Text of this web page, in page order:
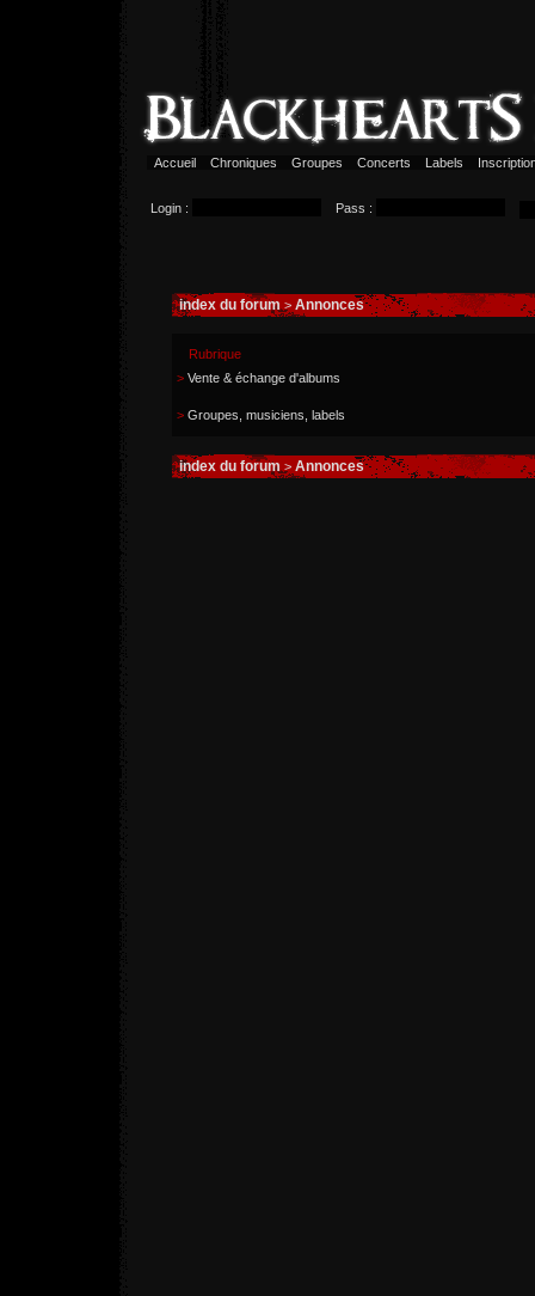
Accueil Chroniques Groupes Concerts Labels
Login : Pass :
index du forum > Annonces
Rubrique
> Vente & échange d'albums
> Groupes, musiciens, labels
index du forum > Annonces